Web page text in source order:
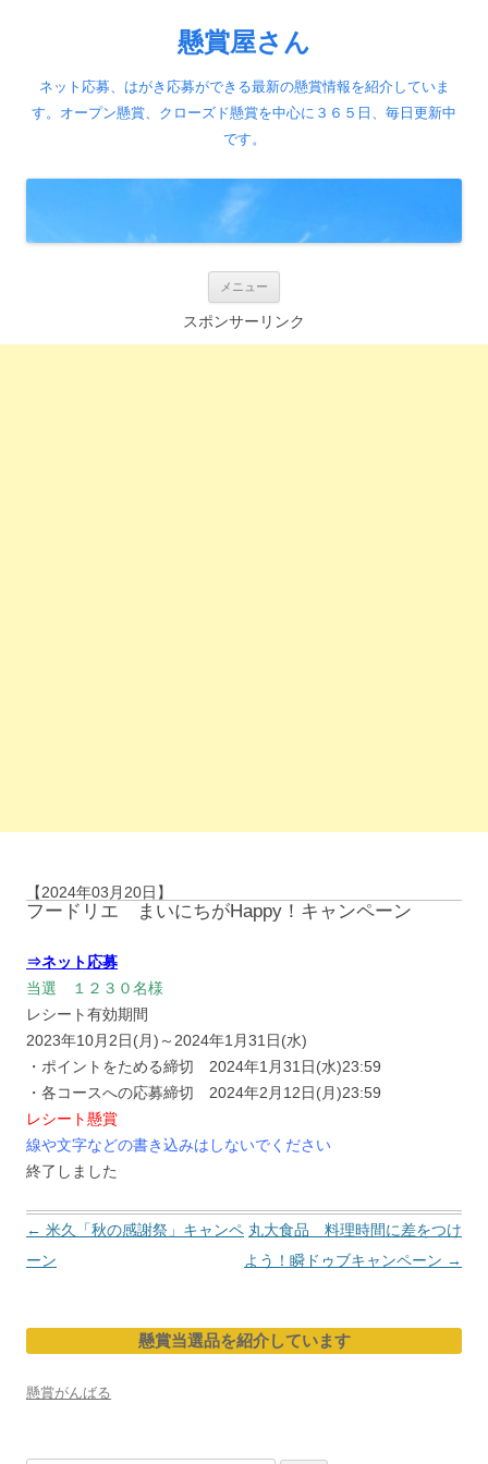
懸賞屋さん
ネット応募、はがき応募ができる最新の懸賞情報を紹介していま
す。オープン懸賞、クローズド懸賞を中心に３６５日、毎日更新中
です。
メニュー
ン
ツ
スポンサーリンク
【2024年03月20日】
フードリエ まいにちがHappy！キャンペーン
⇒ネット応募
当選 １２３０名様
レシート有効期間
2023年10月2日(月)～2024年1月31日(水)
・ポイントをためる締切 2024年1月31日(水)23:59
・各コースへの応募締切 2024年2月12日(月)23:59
レシート懸賞
線や文字などの書き込みはしないでください
終了しました
投
稿
ゲ
ー
← 米久「秋の感謝祭」キャンペ
ーン
丸大食品 料理時間に差をつけ
よう！瞬ドゥブキャンペーン →
懸賞当選品を紹介しています
懸賞がんばる